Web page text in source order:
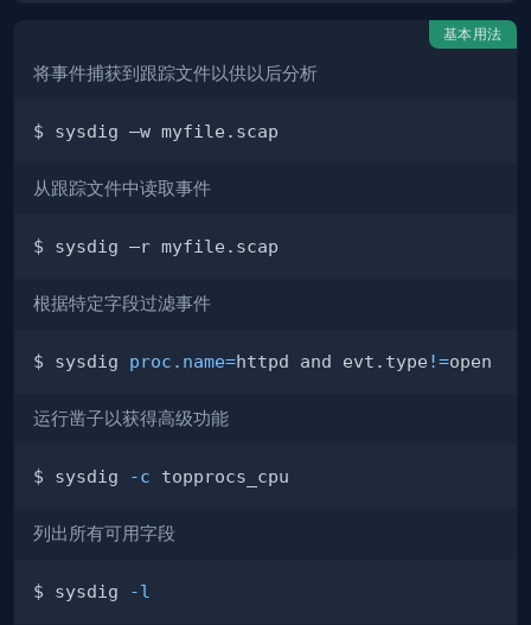
基本用法
将事件捕获到跟踪文件以供以后分析
从跟踪文件中读取事件
根据特定字段过滤事件
$ sysdig proc.name=httpd and evt.type !=
运行凿子以获得高级功能
$ sysdig -c
列出所有可用字段
$ sysdig -l